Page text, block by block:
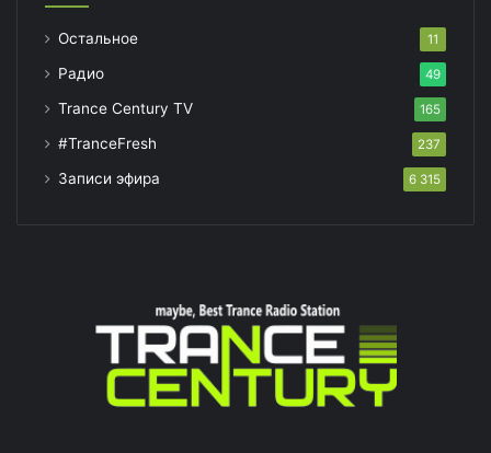
Остальное 11
Радио 49
Trance Century TV 165
#TranceFresh 237
Записи эфира 6 315